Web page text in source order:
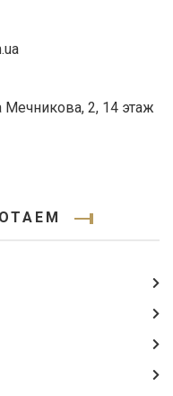
Мечникова, 2, 14 этаж